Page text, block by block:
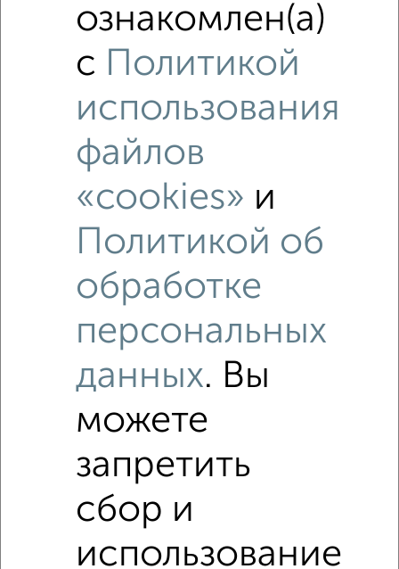
Похожие предложения рядом
Рядом, с меньшей ценой
Недалеко от Мебельная с ценой ниже
ознакомлен(а)
с Политикой
использования
файлов
«cookies» и
Политикой об
обработке
персональных
данных. Вы
можете
запретить
сбор и
использование